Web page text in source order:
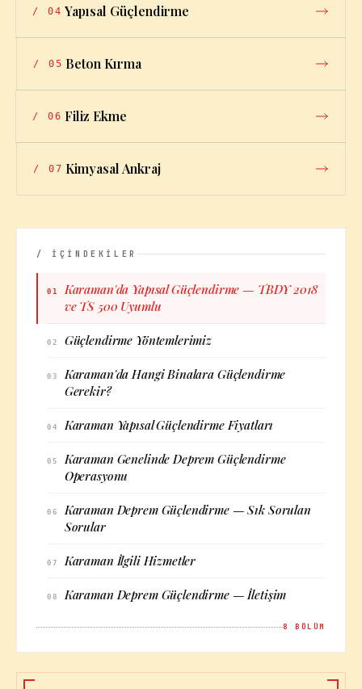
/ 04 Yapısal Güçlendirme
/ 05 Beton Kırma
/ 06 Filiz Ekme
/ 07 Kimyasal Ankraj
/ İÇİNDEKİLER
01
Karaman'da Yapısal Güçlendirme — TBDY 2018
ve TS 500 Uyumlu
02 Güçlendirme Yöntemlerimiz
03
Karaman'da Hangi Binalara Güçlendirme
Gerekir?
04 Karaman Yapısal Güçlendirme Fiyatları
05
Karaman Genelinde Deprem Güçlendirme
Operasyonu
06
Karaman Deprem Güçlendirme — Sık Sorulan
Sorular
07 Karaman İlgili Hizmetler
08 Karaman Deprem Güçlendirme — İletişim
8 BÖLÜM